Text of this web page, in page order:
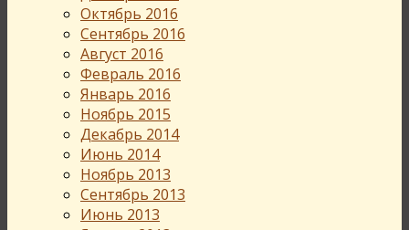
Октябрь 2016
Сентябрь 2016
Август 2016
Февраль 2016
Январь 2016
Ноябрь 2015
Декабрь 2014
Июнь 2014
Ноябрь 2013
Сентябрь 2013
Июнь 2013